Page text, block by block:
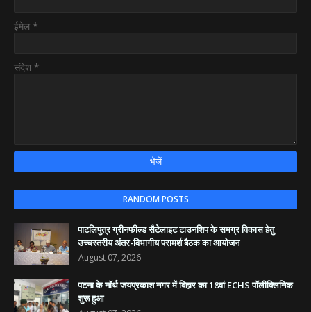
ईमेल *
संदेश *
RANDOM POSTS
पाटलिपुत्र ग्रीनफील्ड सैटेलाइट टाउनशिप के समग्र विकास हेतु
उच्चस्तरीय अंतर-विभागीय परामर्श बैठक का आयोजन
August 07, 2026
पटना के नॉर्थ जयप्रकाश नगर में बिहार का 18वां ECHS पॉलीक्लिनिक
शुरू हुआ